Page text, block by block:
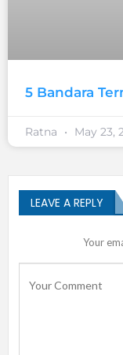
5 Bandara
Ratna May 23,
LEAVE A REPLY
Your